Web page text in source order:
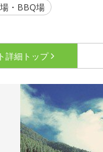
・BBQ場
詳細 トップ